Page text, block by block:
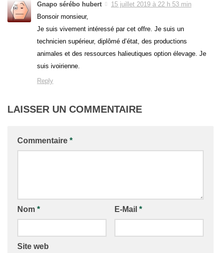
Gnapo sérébo hubert
15 juillet 2019 à 22 h 53 min
Bonsoir monsieur,
Je suis vivement intéressé par cet offre. Je suis un
technicien supérieur, diplômé d’état, des productions
animales et des ressources halieutiques option élevage. Je
suis ivoirienne.
Reply
LAISSER UN COMMENTAIRE
Commentaire *
Nom * E-Mail *
Site web